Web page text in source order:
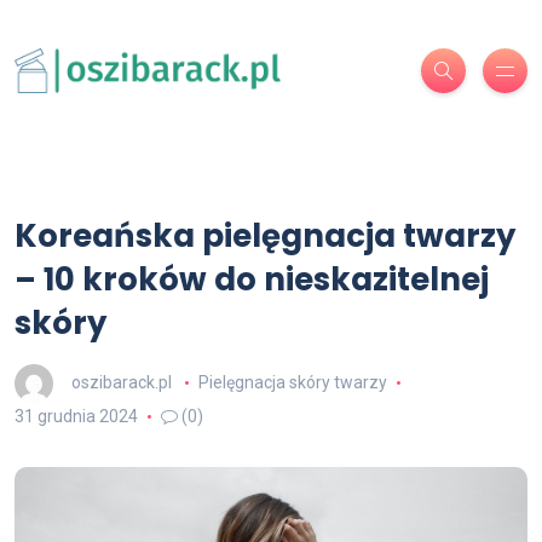
Koreańska pielęgnacja twarzy
– 10 kroków do nieskazitelnej
skóry
oszibarack.pl
Pielęgnacja skóry twarzy
31 grudnia 2024
(0)